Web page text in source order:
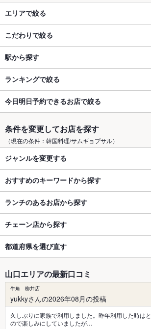
エリアで絞る
こだわりで絞る
駅から探す
ランキングで絞る
今日明日予約できるお店で絞る
条件を変更してお店を探す
（現在の条件：韓国料理/サムギョプサル）
ジャンルを変更する
おすすめのキーワードから探す
ランチのあるお店から探す
チェーン店から探す
都道府県を選び直す
山口エリアの最新口コミ
牛角 柳井店
yukkyさんの2026年08月の投稿
久しぶりに家族で利用しました。昨年利用した時は
ので楽しみにしていましたが…